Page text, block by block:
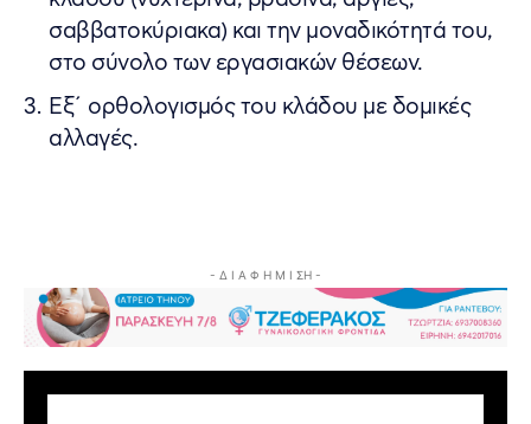
σαββατοκύριακα) και την μοναδικότητά του,
στο σύνολο των εργασιακών θέσεων.
Εξ΄ ορθολογισμός του κλάδου με δομικές
αλλαγές.
- Δ Ι Α Φ Η Μ Ι ΣΗ -